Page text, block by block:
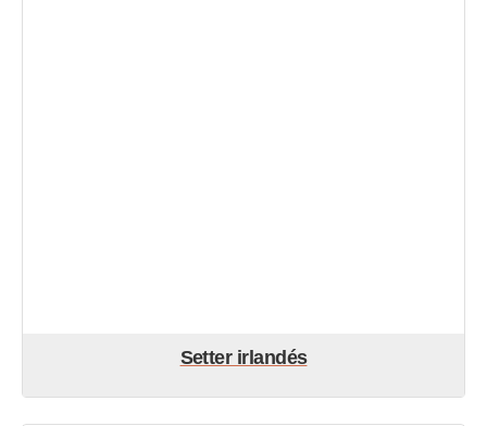
Setter irlandés